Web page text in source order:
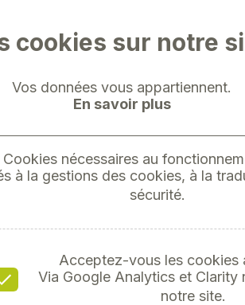
cookies sur notre
Vos données vous appartiennent.
En savoir plus
Cookies nécessaires au
à la gestions des cookies, à la
sécurité.
Acceptez-vous les cookies
Via Google Analytics et Clarity
notre site.